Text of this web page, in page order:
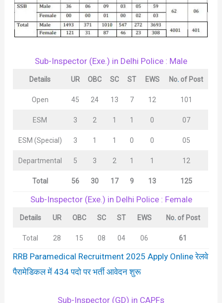
Sub-Inspector (Exe.) in Delhi Police : Male
Details UR OBC SC ST EWS No. of Post
Open 45 24 13 7 12 101
ESM 3 2 1 1 0 07
ESM (Special) 3 1 1 0 0 05
Departmental 5 3 2 1 1 12
Total 56 30 17 9 13 125
Sub-Inspector (Exe.) in Delhi Police : Female
Details UR OBC SC ST EWS No.of Post
Total 28 15 08 04 06 61
RRB Paramedical Recruitment 2025 Apply Online रेलवे
पैरामेडिकल में 434 पदो पर भर्ती आवेदन शुरू
Sub-Inspector (GD) in CAPFs